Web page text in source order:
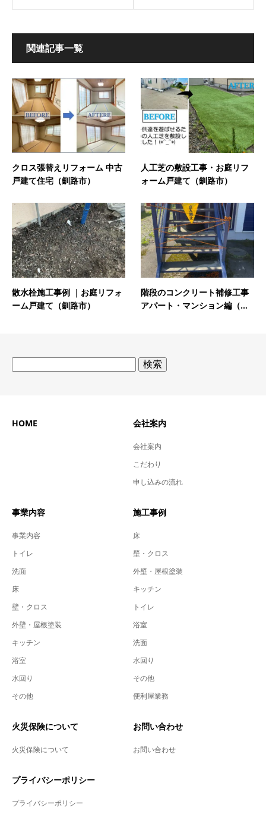
関連記事一覧
クロス張替えリフォーム 中古
戸建て住宅（釧路市）
人工芝の敷設工事・お庭リフ
ォーム戸建て（釧路市）
散水栓施工事例 ｜お庭リフォ
ーム戸建て（釧路市）
階段のコンクリート補修工事
アパート・マンション編（...
検
索:
HOME 会社案内
会社案内
こだわり
申し込みの流れ
事業内容
事業内容
トイレ
洗面
床
壁・クロス
外壁・屋根塗装
キッチン
浴室
水回り
その他
施工事例
床
壁・クロス
外壁・屋根塗装
キッチン
トイレ
浴室
洗面
水回り
その他
便利屋業務
火災保険について
火災保険について
お問い合わせ
お問い合わせ
プライバシーポリシー
プライバシーポリシー